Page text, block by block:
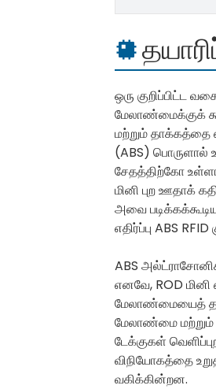
ஒரு குறிப்பிட்ட
மேலாண்மைக்குக்
மற்றும் தாக்கத்தை
(ABS) பொருளால்
சேதத்திற்கோ
மினி புற ஊதாக்
அவை
எதிர்ப்பு ABS
ABS
எனவே, ROD மினி
மேலாண்மையைத்
மேலாண்மை மற்றும்
டேக்குகள்
விநியோகத்தை
வகிக்கின்றன.